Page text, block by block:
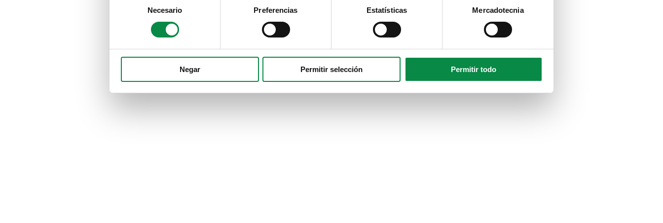
Necesario Preferencias Estatísticas Mercadotecnia
Negar Permitir selección Permitir todo